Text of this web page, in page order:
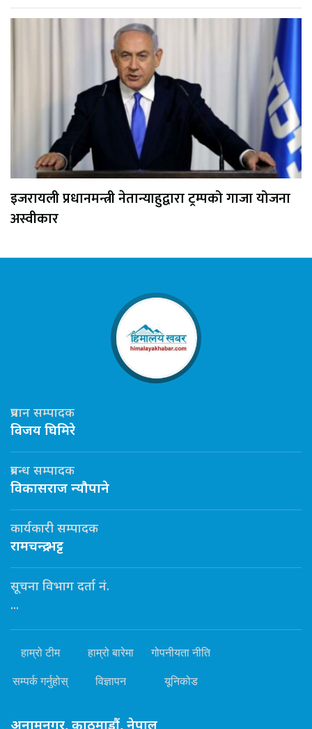
इजरायली प्रधानमन्त्री नेतान्याहुद्वारा ट्रम्पको गाजा योजना
अस्वीकार
प्रधान सम्पादक
विजय घिमिरे
प्रबन्ध सम्पादक
विकासराज न्यौपाने
कार्यकारी सम्पादक
रामचन्द्र भट्ट
सूचना विभाग दर्ता नं.
...
हाम्रो टीम हाम्रो बारेमा गोपनीयता नीति
सम्पर्क गर्नुहोस् विज्ञापन यूनिकोड